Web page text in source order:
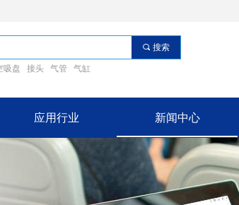
끠 搜索
吸盘 接头 气管 气缸
应用行业 新闻中心